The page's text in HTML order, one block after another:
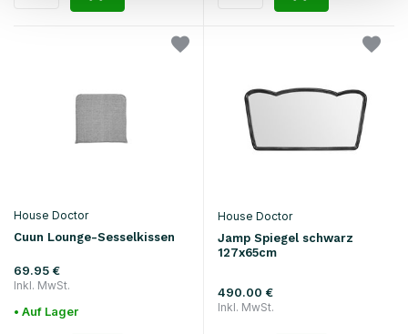
House Doctor
Cuun Lounge-Sesselkissen
69.95 €
Inkl. MwSt.
• Auf Lager
House Doctor
Jamp Spiegel schwarz
127x65cm
490.00 €
Inkl. MwSt.